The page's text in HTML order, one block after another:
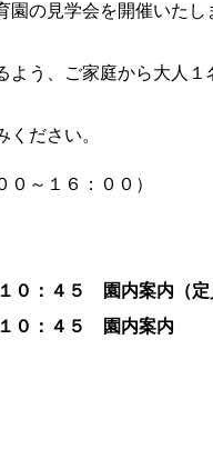
の見学会を開催いたし
う、ご家庭から大人
ださい。
～１６：００）
：４５ 園内案内（定
０：４５ 園内案内